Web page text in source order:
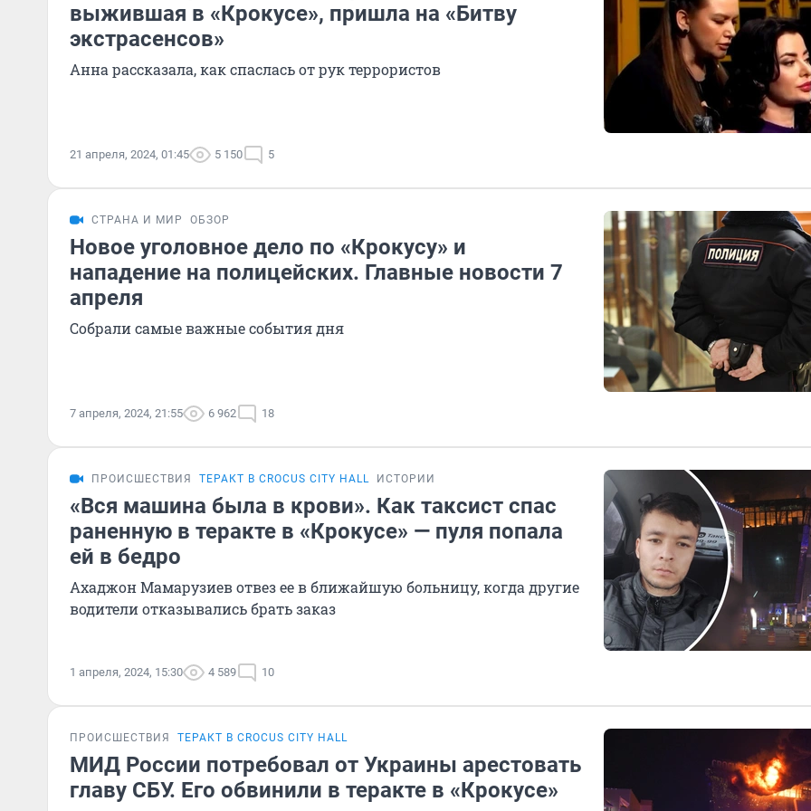
выжившая в «Крокусе», пришла на «Битву
экстрасенсов»
Анна рассказала, как спаслась от рук террористов
21 апреля, 2024, 01:45 5 150 5
СТРАНА И МИР ОБЗОР
Новое уголовное дело по «Крокусу» и
нападение на полицейских. Главные новости 7
апреля
Собрали самые важные события дня
7 апреля, 2024, 21:55 6 962 18
ПРОИСШЕСТВИЯ ТЕРАКТ В CROCUS CITY HALL ИСТОРИИ
«Вся машина была в крови». Как таксист спас
раненную в теракте в «Крокусе» — пуля попала
ей в бедро
Ахаджон Мамарузиев отвез ее в ближайшую больницу, когда другие
водители отказывались брать заказ
1 апреля, 2024, 15:30 4 589 10
ПРОИСШЕСТВИЯ ТЕРАКТ В CROCUS CITY HALL
МИД России потребовал от Украины арестовать
главу СБУ. Его обвинили в теракте в «Крокусе»